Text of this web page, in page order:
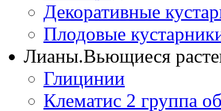
Декоративные
Плодовые
Лианы.Вьющиеся
Глицинии
Клематис 2 группа